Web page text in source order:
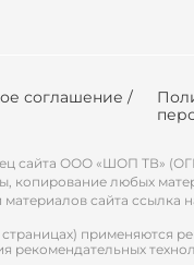
соглашение /
сайта ООО «ШОП ТВ»
копирование любых
сайта ссылка
страницах) применяются
рекомендательных